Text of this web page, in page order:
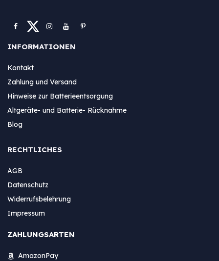
INFORMATIONEN
Kontakt
Zahlung und Versand
Hinweise zur Batterieentsorgung
Altgeräte- und Batterie- Rücknahme
Blog
RECHTLICHES
AGB
Datenschutz
Widerrufsbelehrung
Impressum
ZAHLUNGSARTEN
AmazonPay